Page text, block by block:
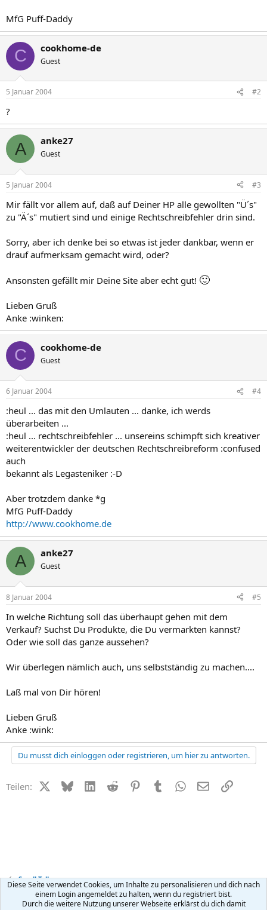
MfG Puff-Daddy
C cookhome-de
Guest
5 Januar 2004 #2
?
A anke27
Guest
5 Januar 2004 #3
Mir fällt vor allem auf, daß auf Deiner HP alle gewollten "Ü´s"
zu "Ä´s" mutiert sind und einige Rechtschreibfehler drin sind.
Sorry, aber ich denke bei so etwas ist jeder dankbar, wenn er
drauf aufmerksam gemacht wird, oder?
Ansonsten gefällt mir Deine Site aber echt gut! 🙂
Lieben Gruß
Anke :winken:
C cookhome-de
Guest
6 Januar 2004 #4
:heul ... das mit den Umlauten ... danke, ich werds
überarbeiten ...
:heul ... rechtschreibfehler ... unsereins schimpft sich kreativer
weiterentwickler der deutschen Rechtschreibreform :confused
auch
bekannt als Legasteniker :-D
Aber trotzdem danke *g
MfG Puff-Daddy
http://www.cookhome.de
A anke27
Guest
8 Januar 2004 #5
In welche Richtung soll das überhaupt gehen mit dem
Verkauf? Suchst Du Produkte, die Du vermarkten kannst?
Oder wie soll das ganze aussehen?
Wir überlegen nämlich auch, uns selbstständig zu machen....
Laß mal von Dir hören!
Lieben Gruß
Anke :wink:
Du musst dich einloggen oder registrieren, um hier zu antworten.
Teilen: X (Twitter)
BlueskyLinkedIn
Reddit PinterestTumblr WhatsApp
E-MailLink
Small Talk
Kontakt Nutzungsbedingungen Datenschutz Hilfe
R
Diese Seite verwendet Cookies, um Inhalte zu personalisieren und dich nach
einem Login angemeldet zu halten, wenn du registriert bist.
Durch die weitere Nutzung unserer Webseite erklärst du dich damit